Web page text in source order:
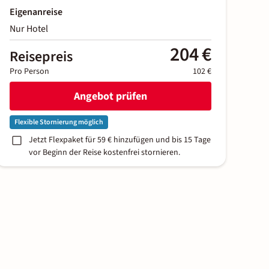
Eigenanreise
Nur Hotel
Reisepreis 204 €
Pro Person 102 €
Angebot prüfen
Flexible Stornierung möglich
Jetzt Flexpaket für 59 € hinzufügen und bis 15 Tage
vor Beginn der Reise kostenfrei stornieren.